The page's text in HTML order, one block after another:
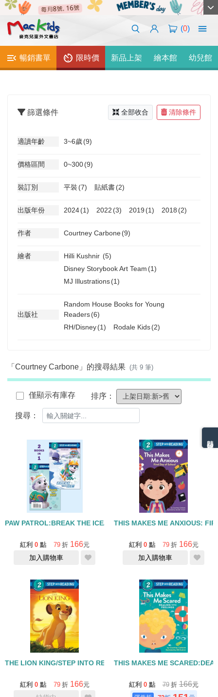
(0)
暢銷書單 限時價 新品上架 繪本館 幼兒館
篩選條件 全部收合 清除條件
適讀年齡 3~6歲(9)
價格區間 0~300(9)
裝訂別 平裝 (7) 貼紙書(2)
出版年份 2024(1) 2022 (3) 2019 (1) 2018 (2)
作者 Courtney Carbone(9)
繪者 Hilli Kushnir (5)
Disney Storybook Art Team (1)
MJ Illustrations(1)
出版社
Random House Books for Young
Readers(6)
RH/Disney(1) Rodale Kids(2)
「Courtney Carbone」的搜尋結果 (共 9 筆)
僅顯示有庫存 排序：
搜尋：
PAW PATROL:BREAK THE ICE/EVEREST SAVES THE DAY/STEP
紅利 0 點 79 折 166元
加入購物車
THIS MAKES ME ANXIOUS:
紅利 0 點 79 折 166元
加入購物車
THE LION KING/STEP INTO READING/LEVEL 2
紅利 0 點 79 折 166元
THIS MAKES ME
紅利 0 點 79 折166元